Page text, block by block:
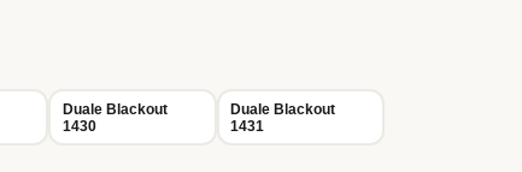
Duale Blackout
1430
Duale Blackout
1431